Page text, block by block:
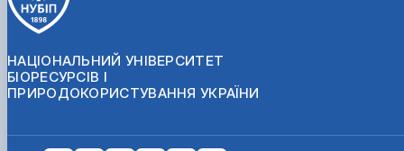
НАЦІОНАЛЬНИЙ УНІВЕРСИТЕТ
БІОРЕСУРСІВ І
ПРИРОДОКОРИСТУВАННЯ УКРАЇНИ